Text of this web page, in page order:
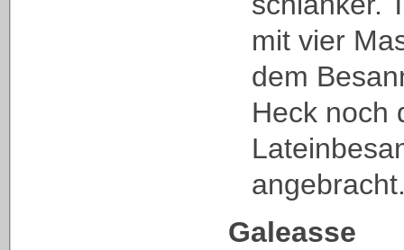
mit vier
dem
Heck noch
Galeasse